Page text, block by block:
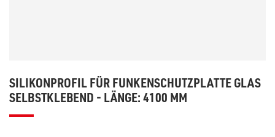
SILIKONPROFIL FÜR FUNKENSCHUTZPLATTE GLAS
SELBSTKLEBEND - LÄNGE: 4100 MM